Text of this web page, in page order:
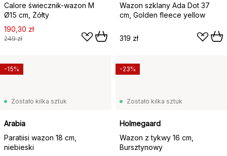
Calore świecznik-wazon M
Ø15 cm, Żółty
190,30 zł
249 zł
Wazon szklany Ada Dot 37
cm, Golden fleece yellow
319 zł
Zostało kilka sztuk
Arabia
Paratiisi wazon 18 cm,
niebieski
-15%
Zostało kilka sztuk
Holmegaard
Wazon z tykwy 16 cm,
Bursztynowy
-23%